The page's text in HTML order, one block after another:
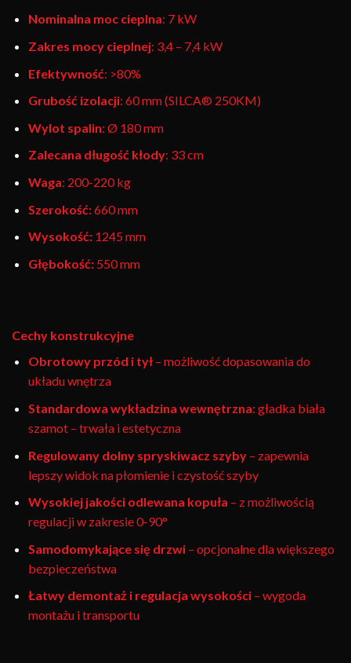
Nominalna moc cieplna: 7 kW
Zakres mocy cieplnej: 3,4 – 7,4 kW
Efektywność: >80%
Grubość izolacji: 60 mm (SILCA® 250KM)
Wylot spalin: Ø 180 mm
Zalecana długość kłody: 33 cm
Waga: 200-220 kg
Szerokość:660 mm
Wysokość: 1245 mm
Głębokość: 550 mm
Cechy konstrukcyjne
Obrotowy przód i tył– możliwość dopasowania do
układu wnętrza
Standardowa wykładzina wewnętrzna: gładka biała
szamot – trwała i estetyczna
Regulowany dolny spryskiwacz szyby– zapewnia
lepszy widok na płomienie i czystość szyby
Wysokiej jakości odlewana kopuła – z możliwością
regulacji w zakresie 0-90°
Samodomykające się drzwi– opcjonalne dla większego
bezpieczeństwa
Łatwy demontaż i regulacja wysokości– wygoda
montażu i transportu